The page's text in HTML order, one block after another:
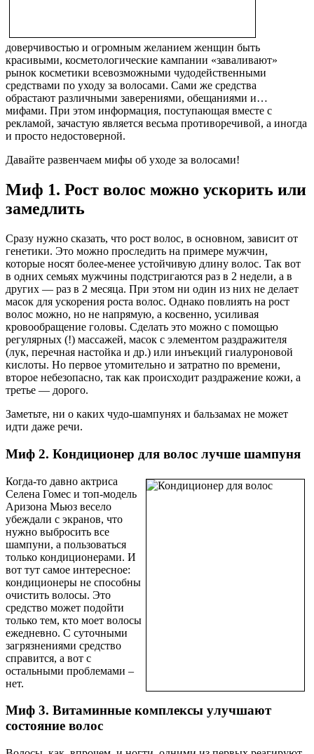
доверчивостью и огромным желанием женщин быть
красивыми, косметологические кампании «заваливают»
рынок косметики всевозможными чудодейственными
средствами по уходу за волосами. Сами же средства
обрастают различными заверениями, обещаниями и…
мифами. При этом информация, поступающая вместе с
рекламой, зачастую является весьма противоречивой, а иногда
и просто недостоверной.
Давайте развенчаем мифы об уходе за волосами!
Миф 1. Рост волос можно ускорить или
замедлить
Сразу нужно сказать, что рост волос, в основном, зависит от
генетики. Это можно проследить на примере мужчин,
которые носят более-менее устойчивую длину волос. Так вот
в одних семьях мужчины подстригаются раз в 2 недели, а в
других — раз в 2 месяца. При этом ни один из них не делает
масок для ускорения роста волос. Однако повлиять на рост
волос можно, но не напрямую, а косвенно, усиливая
кровообращение головы. Сделать это можно с помощью
регулярных (!) массажей, масок с элементом раздражителя
(лук, перечная настойка и др.) или инъекций гиалуроновой
кислоты. Но первое утомительно и затратно по времени,
второе небезопасно, так как происходит раздражение кожи, а
третье — дорого.
Заметьте, ни о каких чудо-шампунях и бальзамах не может
идти даже речи.
Миф 2. Кондиционер для волос лучше шампуня
Когда-то давно актриса
Селена Гомес и топ-модель
Аризона Мьюз весело
убеждали с экранов, что
нужно выбросить все
шампуни, а пользоваться
только кондиционерами. И
вот тут самое интересное:
кондиционеры не способны
очистить волосы. Это
средство может подойти
только тем, кто моет волосы
ежедневно. С суточными
загрязнениями средство
справится, а вот с
остальными проблемами –
нет.
Миф 3. Витаминные комплексы улучшают
состояние волос